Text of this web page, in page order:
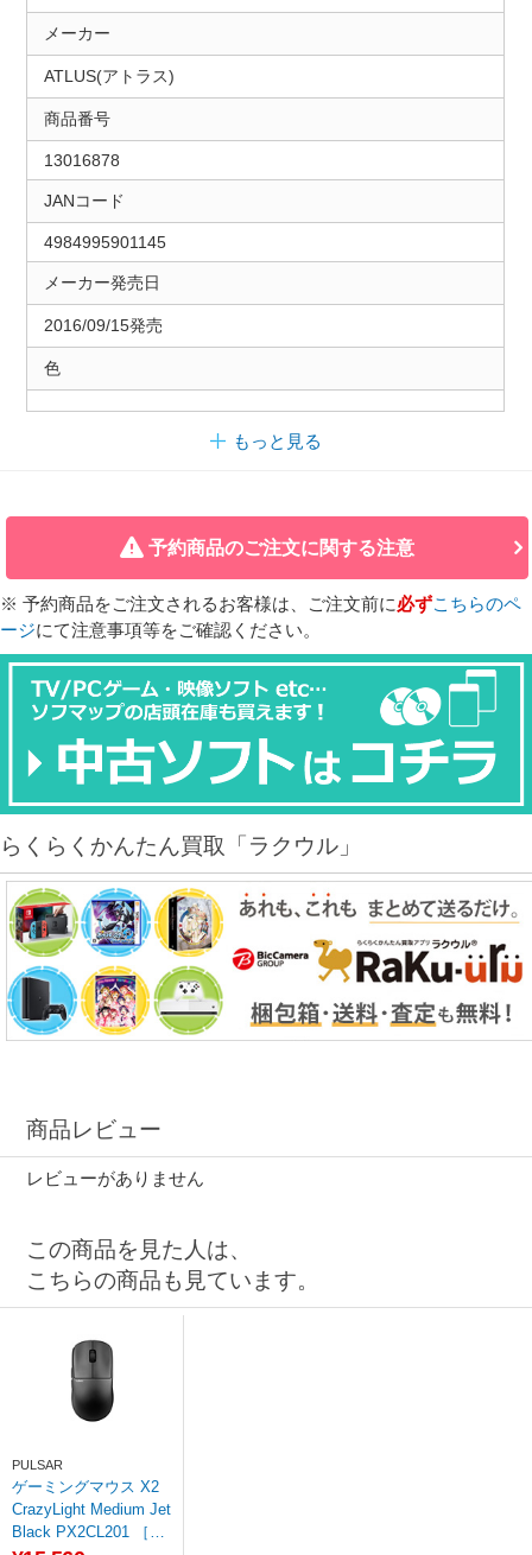
メーカー
ATLUS(アトラス)
商品番号
13016878
JANコード
4984995901145
メーカー発売日
2016/09/15発売
色
もっと見る
予約商品のご注文に関する注意
※ 予約商品をご注文されるお客様は、ご注文前に必ずこちらのペ
ージにて注意事項等をご確認ください。
らくらくかんたん買取「ラクウル」
商品レビュー
レビューがありません
この商品を見た人は、
こちらの商品も見ています。
PULSAR
ゲーミングマウス X2
CrazyLight Medium Jet
Black PX2CL201 ［光